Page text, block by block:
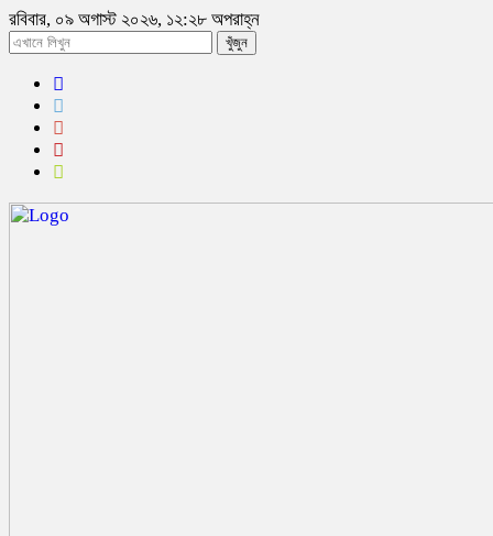
রবিবার, ০৯ অগাস্ট ২০২৬, ১২:২৮ অপরাহ্ন
খুঁজুন